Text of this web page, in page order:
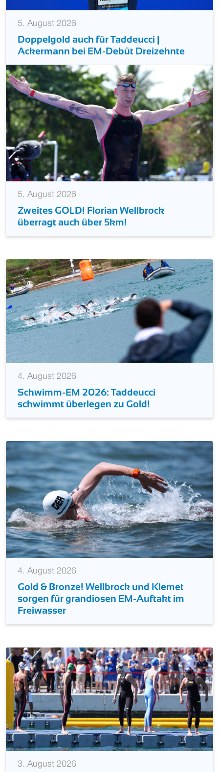
5. August 2026
Doppelgold auch für Taddeucci |
Ackermann bei EM-Debüt Dreizehnte
5. August 2026
Zweites GOLD! Florian Wellbrock
überragt auch über 5km!
4. August 2026
Schwimm-EM 2026: Taddeucci
schwimmt überlegen zu Gold!
4. August 2026
Gold & Bronze! Wellbrock und Klemet
sorgen für grandiosen EM-Auftakt im
Freiwasser
3. August 2026